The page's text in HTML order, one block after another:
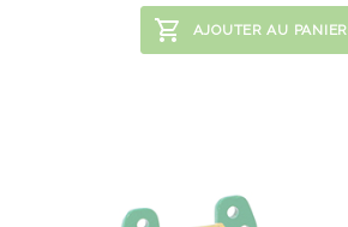
AJOUTER AU PANIER